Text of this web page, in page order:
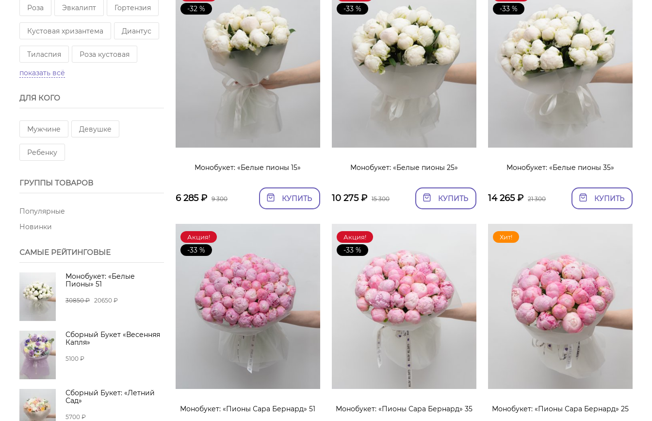
Роза Эвкалипт Гортензия
Кустовая хризантема Диантус
Тиласпия Роза кустовая
Альстромерия
Кустовой диантус
Фрезия Лилия
Роза кустовая пионовидная
Маттиола Хризантема
Статица
Гипсофила Роза пионовидная
Хризантема одноголовая
Подсолнух
Солидаго Барбатус
Хлопок
Кустовая роза Пионовидная
Пионовидная роза
показать всё
ДЛЯ КОГО
Мужчине Девушке
Ребенку
ГРУППЫ ТОВАРОВ
Популярные
Новинки
САМЫЕ РЕЙТИНГОВЫЕ
Монобукет: «Белые
Пионы» 51
30850 ₽ 20650 ₽
Сборный Букет «Весенняя
Капля»
5100 ₽
Сборный Букет: «Летний
Сад»
5700 ₽
-32 %
Монобукет: «Белые пионы 15»
6 285₽ 9 300 КУПИТЬ
-33 %
Монобукет: «Белые пионы 25»
10 275₽ 15 300 КУПИТЬ
-33 %
Монобукет: «Белые пионы 35»
14 265₽ 21 300 КУПИТЬ
Акция!
-33 %
Монобукет: «Пионы Сара Бернард» 51
Акция!
-33 %
Монобукет: «Пионы Сара Бернард» 35
Хит!
Монобукет: «Пионы Сара Бернард» 25